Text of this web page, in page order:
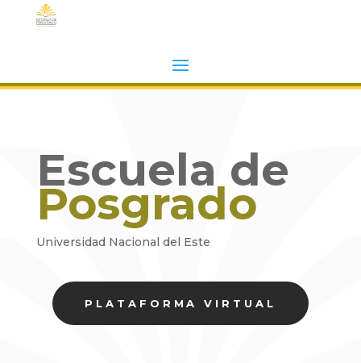
Escuela de
Posgrado
Universidad Nacional del Este
PLATAFORMA VIRTUAL